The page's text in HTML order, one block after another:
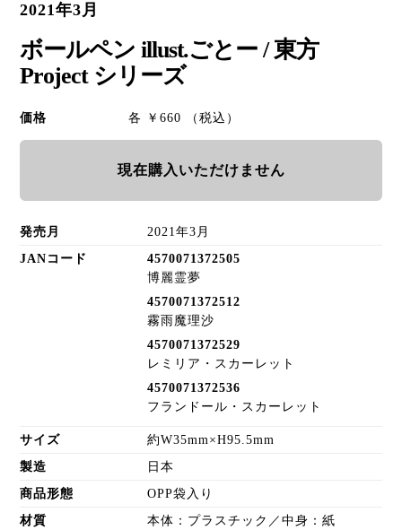
2021年3月
ボールペン illust.ごとー / 東方
Project シリーズ
価格 各 ￥660 （税込）
現在購入いただけません
発売月 2021年3月
JANコード
4570071372505
博麗霊夢
4570071372512
霧雨魔理沙
4570071372529
レミリア・スカーレット
4570071372536
フランドール・スカーレット
サイズ 約W35mm×H95.5mm
製造 日本
商品形態 OPP袋入り
材質 本体：プラスチック／中身：紙